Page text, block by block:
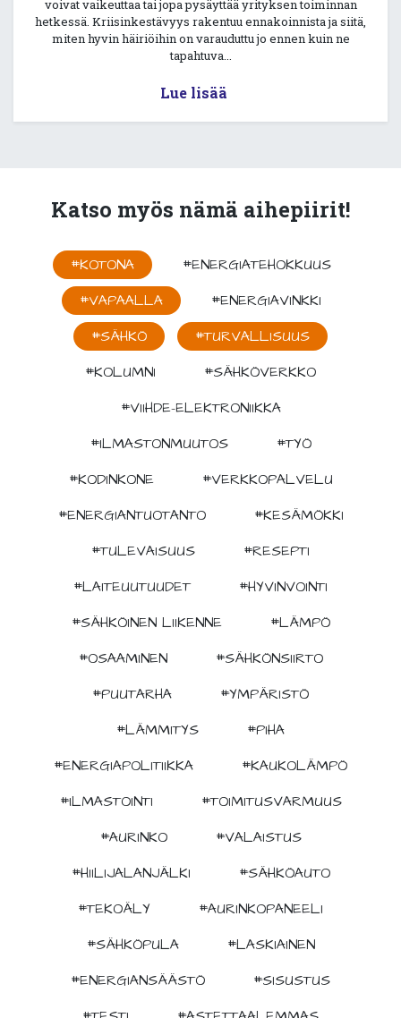
voivat vaikeuttaa tai jopa pysäyttää yrityksen toiminnan
hetkessä. Kriisinkestävyys rakentuu ennakoinnista ja siitä,
miten hyvin häiriöihin on varauduttu jo ennen kuin ne
tapahtuva...
Lue lisää
Katso myös nämä aihepiirit!
#KOTONA
#ENERGIATEHOKKUUS
#VAPAALLA
#ENERGIAVINKKI
#SÄHKÖ
#TURVALLISUUS
#KOLUMNI
#SÄHKÖVERKKO
#VIIHDE-ELEKTRONIIKKA
#ILMASTONMUUTOS
#TYÖ
#KODINKONE
#VERKKOPALVELU
#ENERGIANTUOTANTO
#KESÄMÖKKI
#TULEVAISUUS
#RESEPTI
#LAITEUUTUUDET
#HYVINVOINTI
#SÄHKÖINEN LIIKENNE
#LÄMPÖ
#OSAAMINEN
#SÄHKÖNSIIRTO
#PUUTARHA
#YMPÄRISTÖ
#LÄMMITYS
#PIHA
#ENERGIAPOLITIIKKA
#KAUKOLÄMPÖ
#ILMASTOINTI
#TOIMITUSVARMUUS
#AURINKO
#VALAISTUS
#HIILIJALANJÄLKI
#SÄHKÖAUTO
#TEKOÄLY
#AURINKOPANEELI
#SÄHKÖPULA
#LASKIAINEN
#ENERGIANSÄÄSTÖ
#SISUSTUS